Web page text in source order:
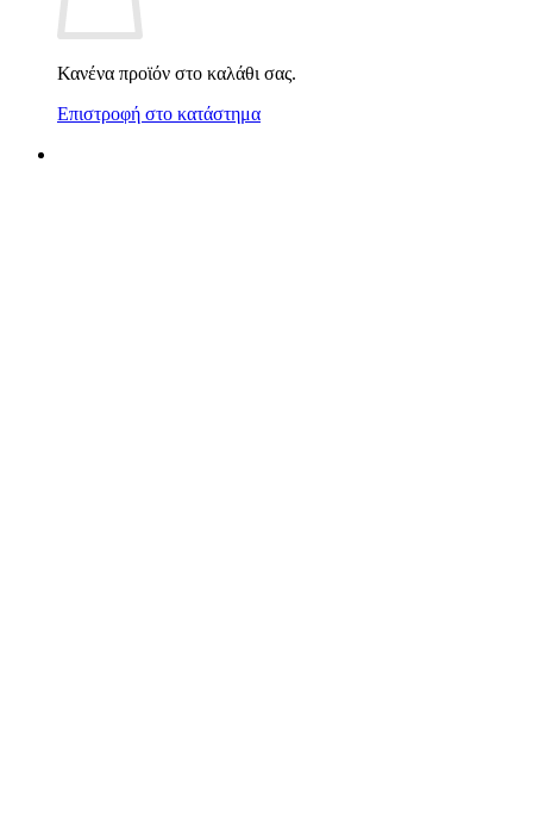
Κανένα προϊόν στο καλάθι σας.
Επιστροφή στο κατάστημα